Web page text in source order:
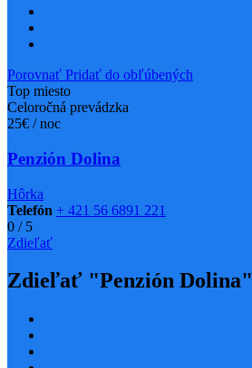
Porovnať Pridať do obľúbených
Top miesto
Celoročná prevádzka
25€ / noc
Penzión Dolina
Hôrka
Telefón + 421 56 6891 221
0 /5
Zdieľať
Zdieľať "Penzión Dolina"